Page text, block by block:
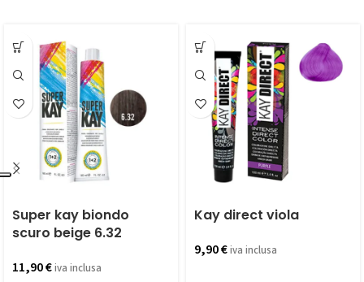
Super kay biondo
scuro beige 6.32
11,90€iva inclusa
Kay direct viola
9,90€iva inclusa